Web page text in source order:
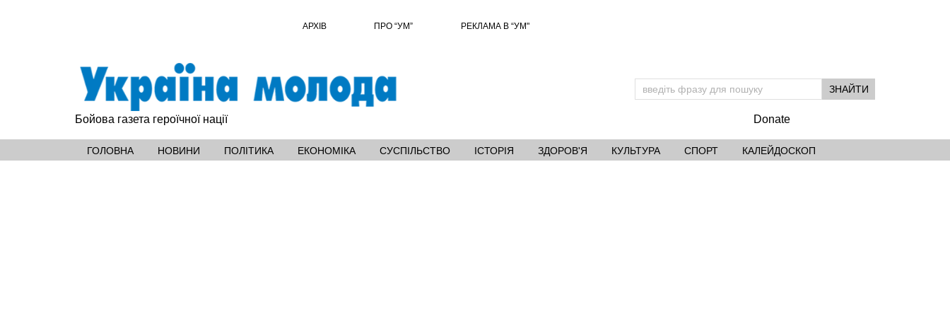
АРХІВ ПРО “УМ” РЕКЛАМА В “УМ"
Бойова газета героїчної нації Donate
ГОЛОВНА НОВИНИ ПОЛІТИКА ЕКОНОМІКА СУСПІЛЬСТВО ІСТОРІЯ ЗДОРОВ'Я КУЛЬТУРА СПОРТ КАЛЕЙДОСКОП